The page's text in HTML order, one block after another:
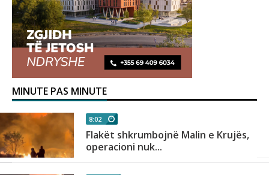
MINUTE PAS MINUTE
8:02
Flakët shkrumbojnë Malin e Krujës,
operacioni nuk...